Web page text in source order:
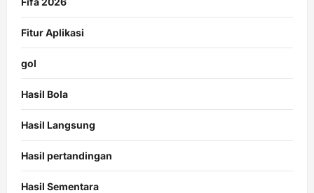
Fitur Aplikasi
gol
Hasil Bola
Hasil Langsung
Hasil pertandingan
Hasil Sementara